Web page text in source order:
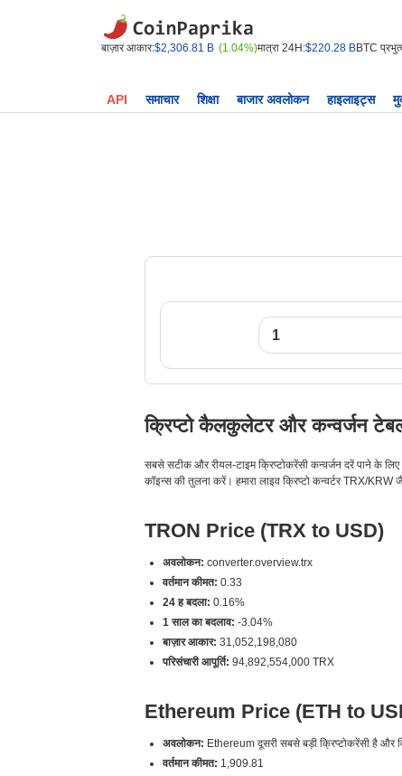
बाज़ार आकार:$2,306.81 B (1.04%)मात्रा 24H:$220.28 BBTC
API समाचार शिक्षा बाजार अवलोकन हाइलाइट्स
क्रिप्टो कैलकुलेटर और कन्वर्जन
सबसे सटीक और रीयल-टाइम क्रिप्टोकरेंसी कन्वर्जन दरें पाने
कॉइन्स की तुलना करें। हमारा लाइव क्रिप्टो कन्वर्टर TRX/
TRON Price (TRX to USD)
अवलोकन: converter.overview.trx
वर्तमान कीमत: 0.33
24 ह बदला: 0.16%
1 साल का बदलाव: -3.04%
बाज़ार आकार: 31,052,198,080
परिसंचारी आपूर्ति: 94,892,554,000 TRX
Ethereum Price (ETH to
अवलोकन: Ethereum दूसरी सबसे बड़ी क्रिप्टोकरेंसी है और
वर्तमान कीमत: 1,909.81